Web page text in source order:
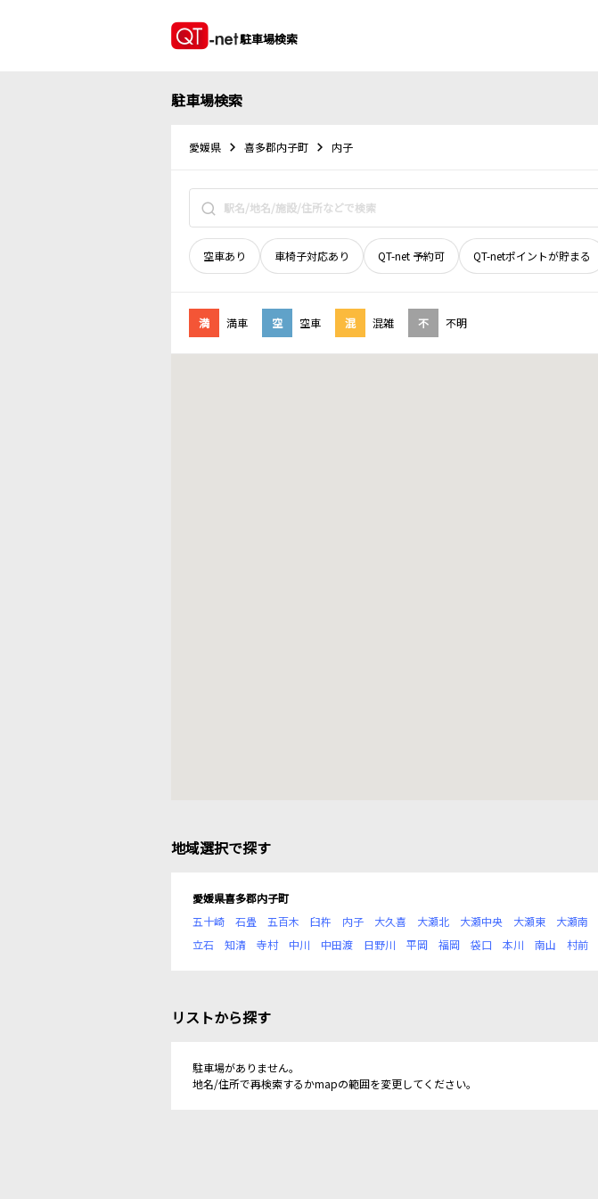
駐車場検索
駐車場検索
愛媛県 喜多郡内子町 内子
空車あり 車椅子対応あり QT-net 予約可 QT-netポイントが貯まる
満 満車 空 空車 混 混雑 不 不明
地域選択で探す
愛媛県喜多郡内子町
五十崎
石畳 五百木 臼杵 内子 大久喜 大瀬北 大瀬中央 大瀬東 大瀬南
立石
知清 寺村 中川 中田渡 日野川 平岡 福岡 袋口 本川 南山 村前
リストから探す
駐車場がありません。
地名/住所で再検索するかmapの範囲を変更してください。